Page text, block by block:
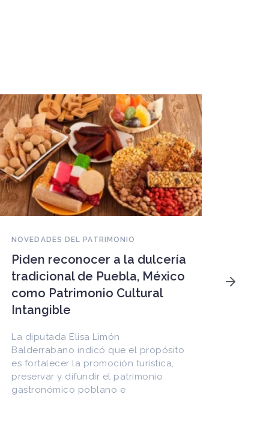
NOVEDADES DEL PATRIMONIO
Piden reconocer a la dulcería
tradicional de Puebla, México
como Patrimonio Cultural
Intangible
La diputada Elisa Limón
Balderrabano indicó que el propósito
es fortalecer la promoción turística,
preservar y difundir el patrimonio
gastronómico poblano e